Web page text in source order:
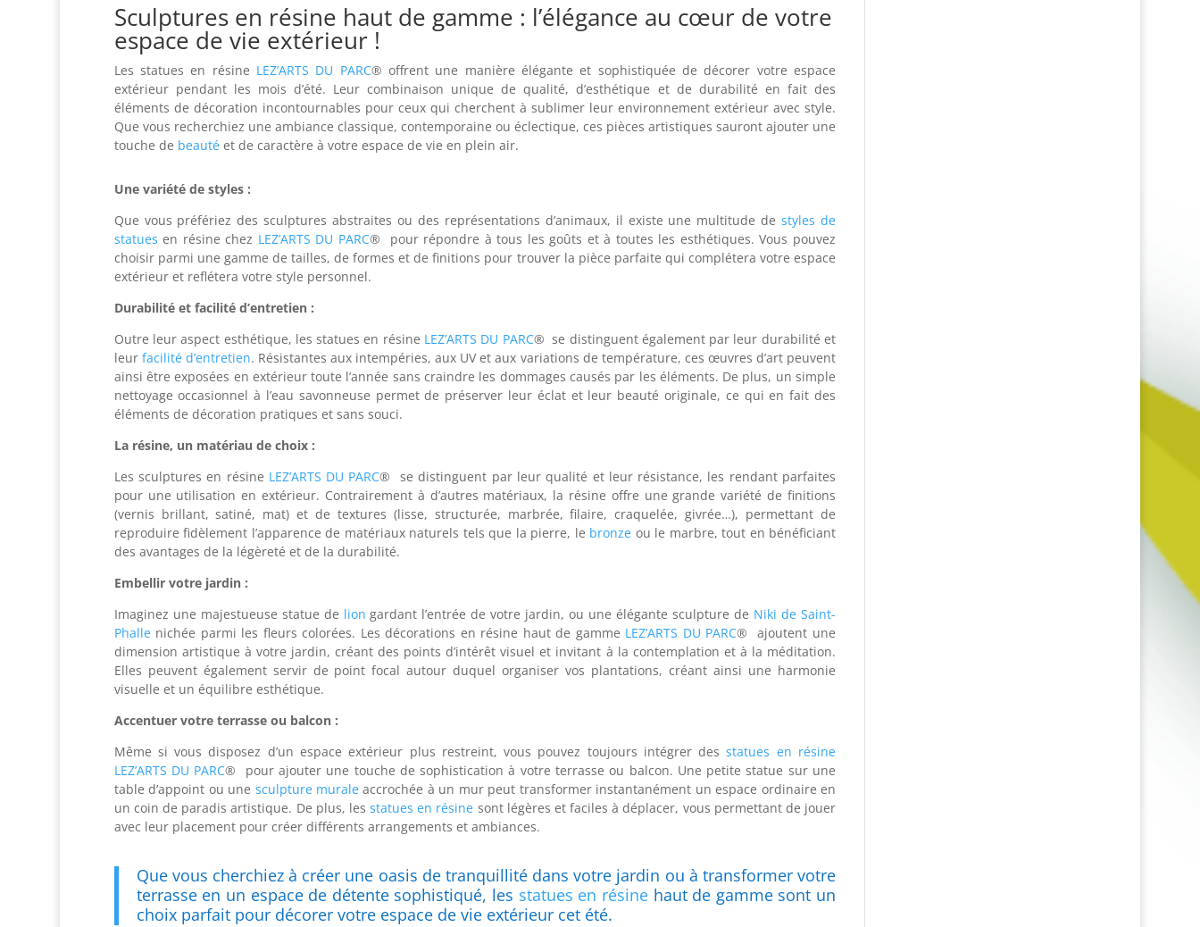
Sculptures en résine haut de gamme : l’élégance au cœur de votre
espace de vie extérieur!
Les statues en résine LEZ’ARTS DU PARC® offrent une manière élégante et sophistiquée de décorer votre espace
extérieur pendant les mois d’été. Leur combinaison unique de qualité, d’esthétique et de durabilité en fait des
éléments de décoration incontournables pour ceux qui cherchent à sublimer leur environnement extérieur avec style.
Que vous recherchiez une ambiance classique, contemporaine ou éclectique, ces pièces artistiques sauront ajouter une
touche de beautéet de caractère à votre espace de vie en plein air.
Une variété de styles :
Que vous préfériez des sculptures abstraites ou des représentations d’animaux, il existe une multitude destyles de
statues en résine chez LEZ’ARTS DU PARC® pour répondre à tous les goûts et à toutes les esthétiques. Vous pouvez
choisir parmi une gamme de tailles, de formes et de finitions pour trouver la pièce parfaite qui complétera votre espace
extérieur et reflétera votre style personnel.
Durabilité et facilité d’entretien :
Outre leur aspect esthétique, les statues en résine LEZ’ARTS DU PARC® se distinguent également par leur durabilité et
leur facilité d’entretien. Résistantes aux intempéries, aux UV et aux variations de température, ces œuvres d’art peuvent
ainsi être exposées en extérieur toute l’année sans craindre les dommages causés par les éléments. De plus, un simple
nettoyage occasionnel à l’eau savonneuse permet de préserver leur éclat et leur beauté originale, ce qui en fait des
éléments de décoration pratiques et sans souci.
La résine, un matériau de choix :
Les sculptures en résine LEZ’ARTS DU PARC® se distinguent par leur qualité et leur résistance, les rendant parfaites
pour une utilisation en extérieur. Contrairement à d’autres matériaux, la résine offre une grande variété de finitions
(vernis brillant, satiné, mat) et de textures (lisse, structurée, marbrée, filaire, craquelée, givrée…), permettant de
reproduire fidèlement l’apparence de matériaux naturels tels que la pierre, le bronze ou le marbre, tout en bénéficiant
des avantages de la légèreté et de la durabilité.
Embellir votre jardin :
Imaginez une majestueuse statue de lion gardant l’entrée de votre jardin, ou une élégante sculpture de Niki de Saint-
Phallenichée parmi les fleurs colorées. Les décorations en résine haut de gamme LEZ’ARTS DU PARC® ajoutent une
dimension artistique à votre jardin, créant des points d’intérêt visuel et invitant à la contemplation et à la méditation.
Elles peuvent également servir de point focal autour duquel organiser vos plantations, créant ainsi une harmonie
visuelle et un équilibre esthétique.
Accentuer votre terrasse ou balcon :
Même si vous disposez d’un espace extérieur plus restreint, vous pouvez toujours intégrer desstatues en résine
LEZ’ARTS DU PARC® pour ajouter une touche de sophistication à votre terrasse ou balcon. Une petite statue sur une
table d’appoint ou une sculpture muraleaccrochée à un mur peut transformer instantanément un espace ordinaire en
un coin de paradis artistique. De plus, lesstatues en résine sont légères et faciles à déplacer, vous permettant de jouer
avec leur placement pour créer différents arrangements et ambiances.
Que vous cherchiez à créer une oasis de tranquillité dans votre jardin ou à transformer votre
terrasse en un espace de détente sophistiqué, les statues en résinehaut de gamme sont un
choix parfait pour décorer votre espace de vie extérieur cet été.